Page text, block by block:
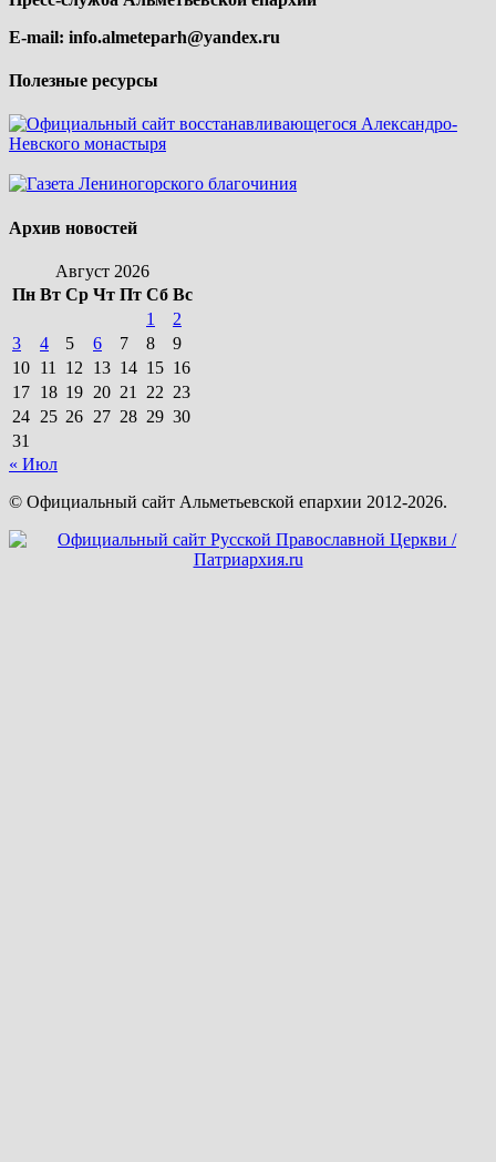
E-mail: info.almeteparh@yandex.ru
Полезные ресурсы
Архив новостей
Август 2026
Пн Вт Ср Чт Пт Сб Вс
1
2
3
4 5 6 7 8
9
10 11 12 13 14 15 16
17 18 19 20 21 22 23
24 25 26 27 28 29 30
31
« Июл
© Официальный сайт Альметьевской епархии 2012-2026.